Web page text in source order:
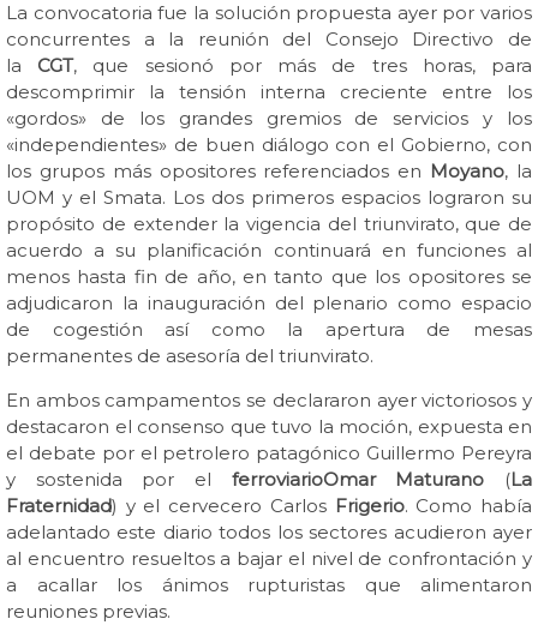
La convocatoria fue la solución propuesta ayer por varios
concurrentes a la reunión del Consejo Directivo de
la CGT, que sesionó por más de tres horas, para
descomprimir la tensión interna creciente entre los
«gordos» de los grandes gremios de servicios y los
«independientes» de buen diálogo con el Gobierno, con
los grupos más opositores referenciados en Moyano, la
UOM y el Smata. Los dos primeros espacios lograron su
propósito de extender la vigencia del triunvirato, que de
acuerdo a su planificación continuará en funciones al
menos hasta fin de año, en tanto que los opositores se
adjudicaron la inauguración del plenario como espacio
de cogestión así como la apertura de mesas
permanentes de asesoría del triunvirato.
En ambos campamentos se declararon ayer victoriosos y
destacaron el consenso que tuvo la moción, expuesta en
el debate por el petrolero patagónico Guillermo Pereyra
y sostenida por el ferroviarioOmar Maturano (La
Fraternidad) y el cervecero Carlos Frigerio. Como había
adelantado este diario todos los sectores acudieron ayer
al encuentro resueltos a bajar el nivel de confrontación y
a acallar los ánimos rupturistas que alimentaron
reuniones previas.